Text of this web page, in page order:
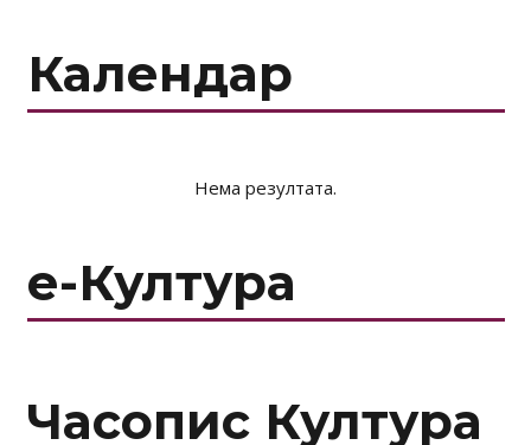
Календар
Нема резултата.
е-Култура
Часопис Култура